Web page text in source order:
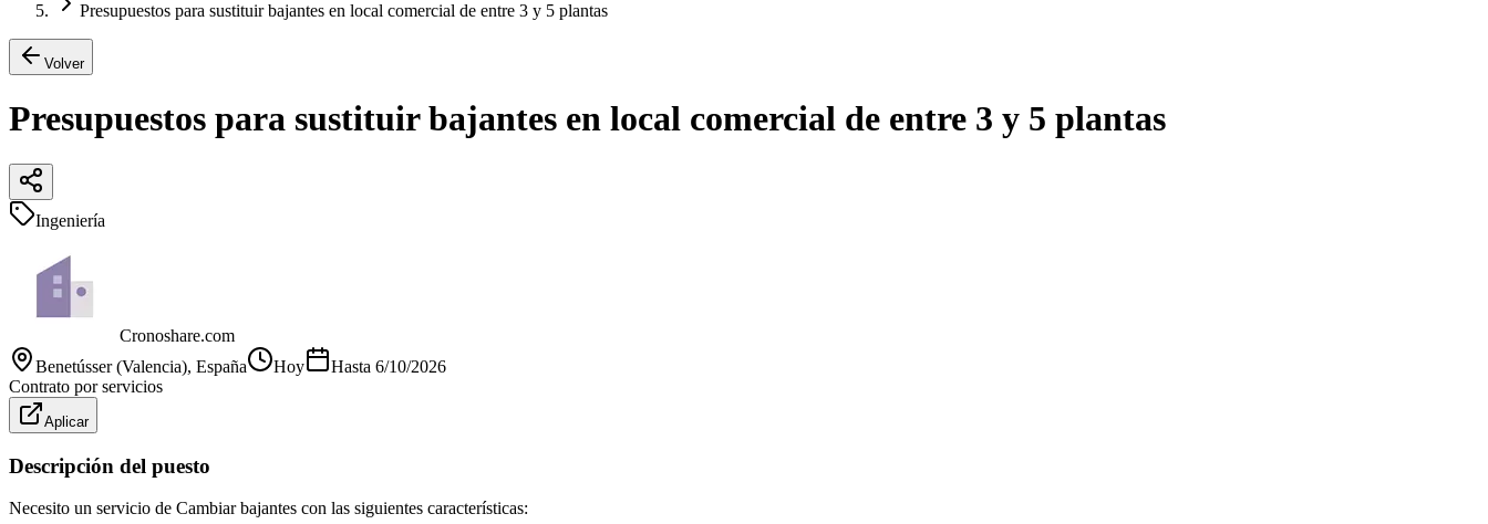
Presupuestos para sustituir bajantes en local comercial de entre 3 y 5 plantas
Volver
Presupuestos para sustituir bajantes en local comercial de entre 3 y 5 plantas
Ingeniería
Cronoshare.com
Benetússer (Valencia), España Hoy Hasta 6/10/2026
Contrato por servicios
Aplicar
Descripción del puesto
Necesito un servicio de Cambiar bajantes con las siguientes características: